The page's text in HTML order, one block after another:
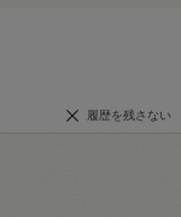
履歴を残さない